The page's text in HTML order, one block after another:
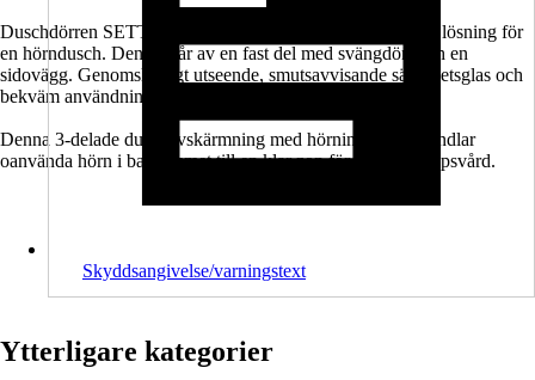
Duschdörren SETTE från Jungborn är en platsbesparande lösning för
en hörndusch. Den består av en fast del med svängdörr och en
sidovägg. Genomskinligt utseende, smutsavvisande säkerhetsglas och
bekväm användning gör den till ett bra val.
Denna 3-delade duschavskärmning med hörningång förvandlar
oanvända hörn i badrummet till en klar zon för daglig kroppsvård.
Skyddsangivelse/varningstext
Ytterligare kategorier